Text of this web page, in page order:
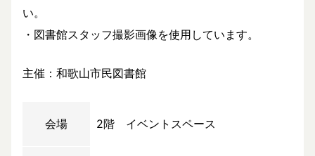
い。
・図書館スタッフ撮影画像を使用しています。
主催：和歌山市民図書館
会場 2階 イベントスペース